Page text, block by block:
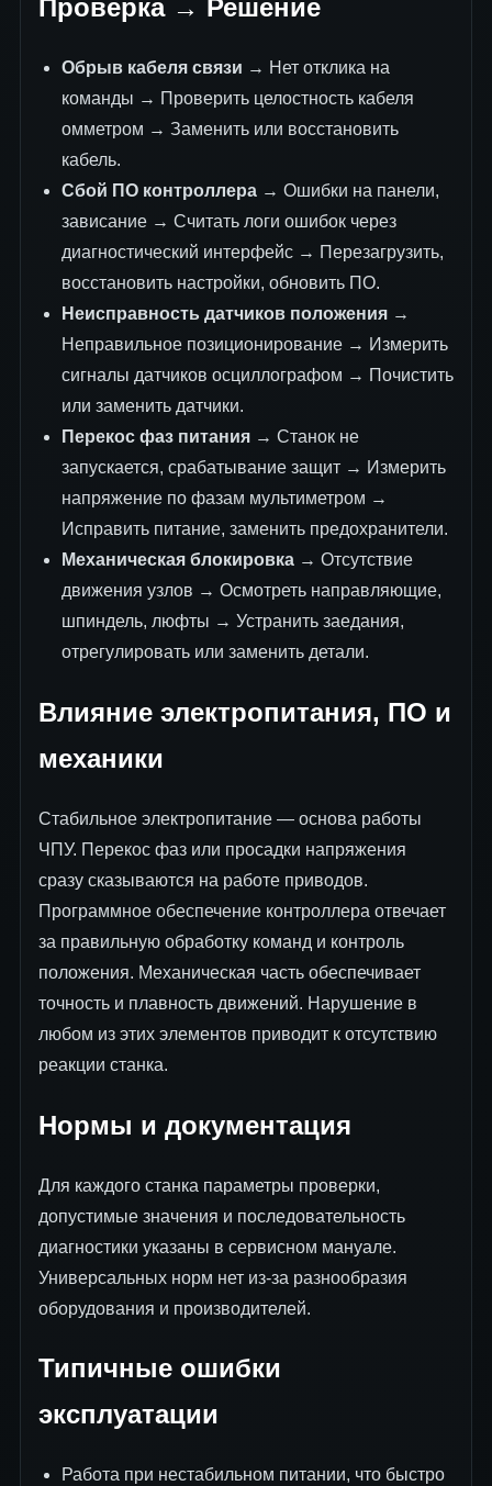
Проверка → Решение
Обрыв кабеля связи → Нет отклика на
команды → Проверить целостность кабеля
омметром → Заменить или восстановить
кабель.
Сбой ПО контроллера→ Ошибки на панели,
зависание → Считать логи ошибок через
диагностический интерфейс → Перезагрузить,
восстановить настройки, обновить ПО.
Неисправность датчиков положения→
Неправильное позиционирование → Измерить
сигналы датчиков осциллографом → Почистить
или заменить датчики.
Перекос фаз питания→ Станок не
запускается, срабатывание защит → Измерить
напряжение по фазам мультиметром →
Исправить питание, заменить предохранители.
Механическая блокировка→ Отсутствие
движения узлов → Осмотреть направляющие,
шпиндель, люфты → Устранить заедания,
отрегулировать или заменить детали.
Влияние электропитания, ПО и
механики
Стабильное электропитание — основа работы
ЧПУ. Перекос фаз или просадки напряжения
сразу сказываются на работе приводов.
Программное обеспечение контроллера отвечает
за правильную обработку команд и контроль
положения. Механическая часть обеспечивает
точность и плавность движений. Нарушение в
любом из этих элементов приводит к отсутствию
реакции станка.
Нормы и документация
Для каждого станка параметры проверки,
допустимые значения и последовательность
диагностики указаны в сервисном мануале.
Универсальных норм нет из-за разнообразия
оборудования и производителей.
Типичные ошибки
эксплуатации
Работа при нестабильном питании, что быстро